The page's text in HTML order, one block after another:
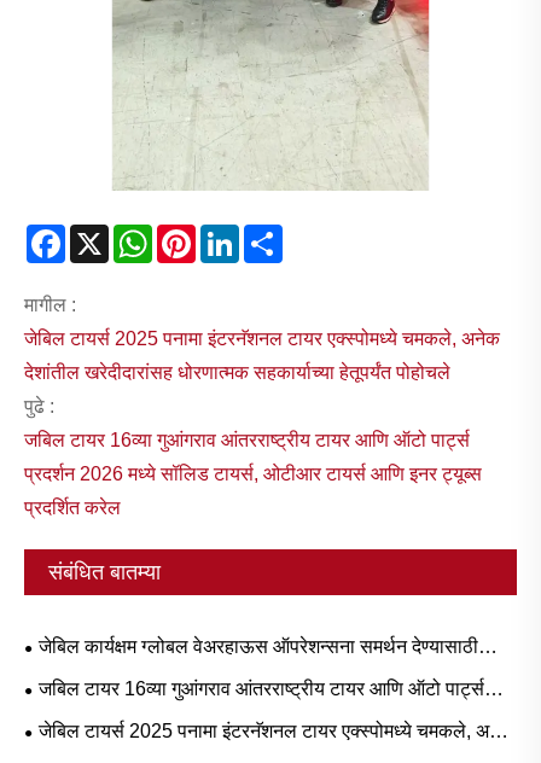
Facebook
X WhatsAppPinterestLinkedIn
मागील :
जेबिल टायर्स 2025 पनामा इंटरनॅशनल टायर एक्स्पोमध्ये चमकले, अनेक
देशांतील खरेदीदारांसह धोरणात्मक सहकार्याच्या हेतूपर्यंत पोहोचले
पुढे :
जबिल टायर 16व्या गुआंगराव आंतरराष्ट्रीय टायर आणि ऑटो पार्ट्स
प्रदर्शन 2026 मध्ये सॉलिड टायर्स, ओटीआर टायर्स आणि इनर ट्यूब्स
प्रदर्शित करेल
संबंधित बातम्या
जेबिल कार्यक्षम ग्लोबल वेअरहाऊस ऑपरेशन्सना समर्थन देण्यासाठी
फोर्कलिफ्ट पार्ट्स अपग्रेड करते
जबिल टायर 16व्या गुआंगराव आंतरराष्ट्रीय टायर आणि ऑटो पार्ट्स
प्रदर्शन 2026 मध्ये सॉलिड टायर्स, ओटीआर टायर्स आणि इनर ट्यूब्स
जेबिल टायर्स 2025 पनामा इंटरनॅशनल टायर एक्स्पोमध्ये चमकले, अनेक